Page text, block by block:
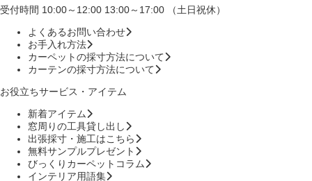
受付時間 10:00～12:00 13:00～17:00 （土日祝休）
よくあるお問い合わせ
お手入れ方法
カーペットの採寸方法について
カーテンの採寸方法について
お役立ちサービス・アイテム
新着アイテム
窓周りの工具貸し出し
出張採寸・施工はこちら
無料サンプルプレゼント
びっくりカーペットコラム
インテリア用語集